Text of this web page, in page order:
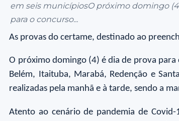
em seis municípiosO próximo domingo
para o concurso...
As provas do certame, destinado ao
O próximo domingo (4) é dia de prova
Belém, Itaituba, Marabá, Redenção e
realizadas pela manhã e à tarde, sendo a
Atento ao cenário de pandemia de